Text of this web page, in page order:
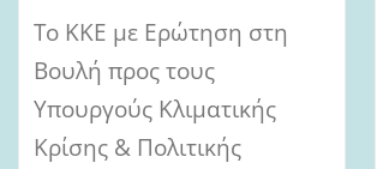
Το ΚΚΕ με Ερώτηση στη
Βουλή προς τους
Υπουργούς Κλιματικής
Κρίσης & Πολιτικής